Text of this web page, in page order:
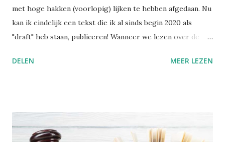
met hoge hakken (voorlopig) lijken te hebben afgedaan. Nu
kan ik eindelijk een tekst die ik al sinds begin 2020 als
"draft" heb staan, publiceren! Wanneer we lezen over de
we van zulke barbaarse martelpraktijken. Hoe heeft een
Voetinbinden Ik ga dit cultureel gegeven toch even
DELEN MEER LEZEN